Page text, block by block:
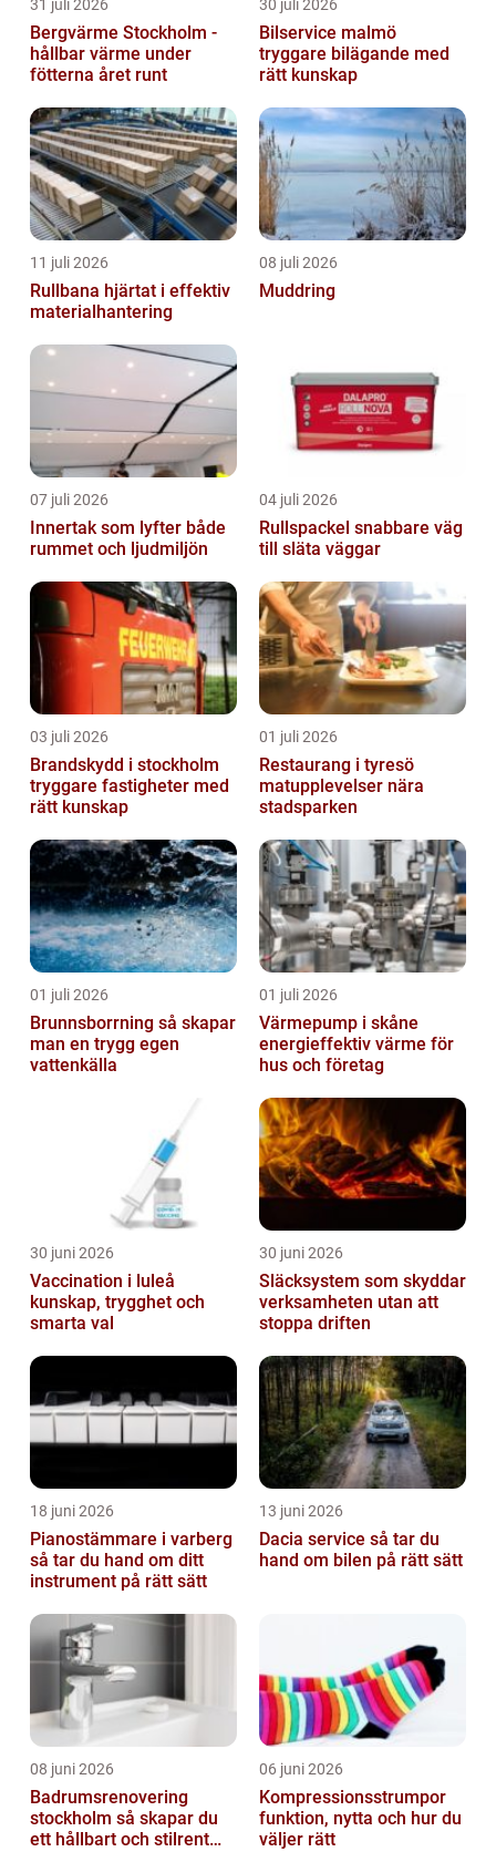
31 juli 2026
Bergvärme Stockholm -
hållbar värme under
fötterna året runt
30 juli 2026
Bilservice malmö
tryggare bilägande med
rätt kunskap
11 juli 2026
Rullbana hjärtat i effektiv
materialhantering
08 juli 2026
Muddring
07 juli 2026
Innertak som lyfter både
rummet och ljudmiljön
04 juli 2026
Rullspackel snabbare väg
till släta väggar
03 juli 2026
Brandskydd i stockholm
tryggare fastigheter med
rätt kunskap
01 juli 2026
Restaurang i tyresö
matupplevelser nära
stadsparken
01 juli 2026
Brunnsborrning så skapar
man en trygg egen
vattenkälla
01 juli 2026
Värmepump i skåne
energieffektiv värme för
hus och företag
30 juni 2026
Vaccination i luleå
kunskap, trygghet och
smarta val
30 juni 2026
Släcksystem som skyddar
verksamheten utan att
stoppa driften
18 juni 2026
Pianostämmare i varberg
så tar du hand om ditt
instrument på rätt sätt
13 juni 2026
Dacia service så tar du
hand om bilen på rätt sätt
08 juni 2026
Badrumsrenovering
stockholm så skapar du
ett hållbart och stilrent
06 juni 2026
Kompressionsstrumpor
funktion, nytta och hur du
väljer rätt